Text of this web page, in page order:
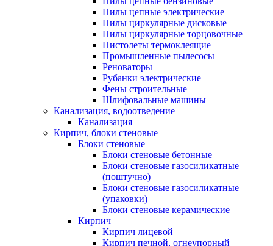
Пилы цепные электрические
Пилы циркулярные дисковые
Пилы циркулярные торцовочные
Пистолеты термоклеящие
Промышленные пылесосы
Реноваторы
Рубанки электрические
Фены строительные
Шлифовальные машины
Канализация, водоотведение
Канализация
Кирпич, блоки стеновые
Блоки стеновые
Блоки стеновые бетонные
Блоки стеновые газосиликатные
(поштучно)
Блоки стеновые газосиликатные
(упаковки)
Блоки стеновые керамические
Кирпич
Кирпич лицевой
Кирпич печной, огнеупорный